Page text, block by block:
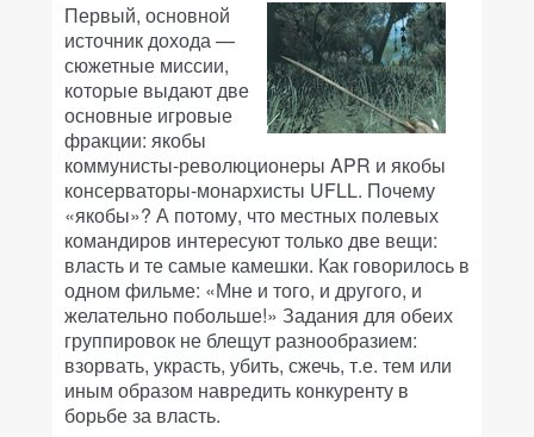
Первый, основной
источник дохода —
сюжетные миссии,
которые выдают две
основные игровые
фракции: якобы
коммунисты-революционеры APR и якобы
консерваторы-монархисты UFLL. Почему
«якобы»? А потому, что местных полевых
командиров интересуют только две вещи:
власть и те самые камешки. Как говорилось в
одном фильме: «Мне и того, и другого, и
желательно побольше!» Задания для обеих
группировок не блещут разнообразием:
взорвать, украсть, убить, сжечь, т.е. тем или
иным образом навредить конкуренту в
борьбе за власть.